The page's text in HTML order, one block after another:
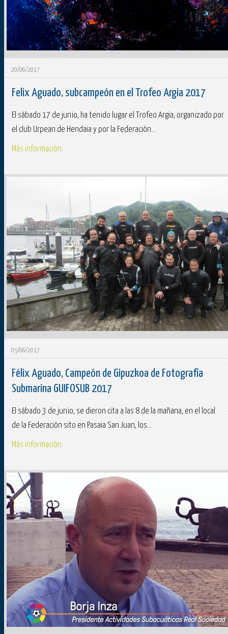
20/06/2017
Felix Aguado, subcampeón en el Trofeo Argia 2017
El sábado 17 de junio, ha tenido lugar el Trofeo Argia, organizado por
el club Urpean de Hendaia y por la Federación...
Más información
05/06/2017
Félix Aguado, Campeón de Gipuzkoa de Fotografía
Submarina GUIFOSUB 2017
El sábado 3 de junio, se dieron cita a las 8 de la mañana, en el local
de la Federación sito en Pasaia San Juan, los...
Más información